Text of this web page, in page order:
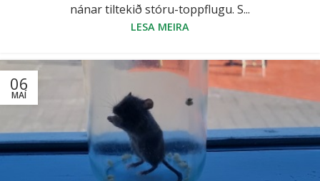
nánar tiltekið stóru-toppflugu. S...
LESA MEIRA
06
MAÍ